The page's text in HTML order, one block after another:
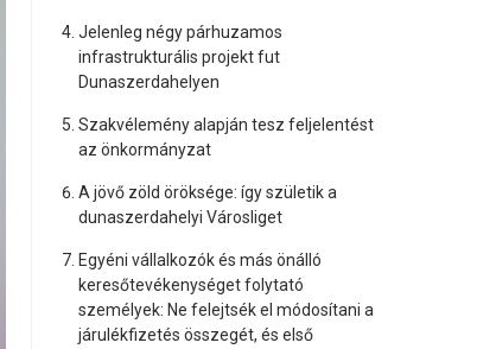
Jelenleg négy párhuzamos
infrastrukturális projekt fut
Dunaszerdahelyen
Szakvélemény alapján tesz feljelentést
az önkormányzat
A jövő zöld öröksége: így születik a
dunaszerdahelyi Városliget
Egyéni vállalkozók és más önálló
keresőtevékenységet folytató
személyek: Ne felejtsék el módosítani a
járulékfizetés összegét, és első